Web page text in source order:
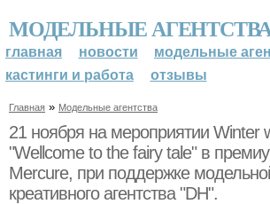
МОДЕЛЬНЫЕ
главная новости
модельные
кастинги и работа
отзывы
Главная » Модельные агентства
21 ноября на мероприятии Winter
"Wellcome to the fairy tale" в
Mercure, при поддержке
креативного агентства "DH".